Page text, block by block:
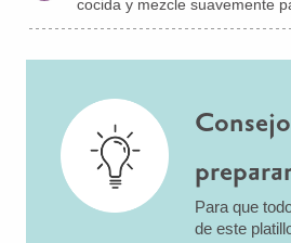
cocida y mezcle suavemente
Para que
de este